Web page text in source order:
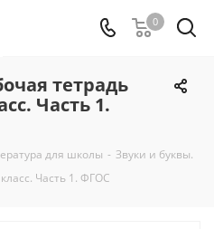
0
тетрадь
Часть 1.
для школы - Звуки и буквы.
Часть 1. ФГОС